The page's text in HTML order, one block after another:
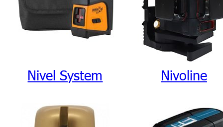
Nivel System Nivoline